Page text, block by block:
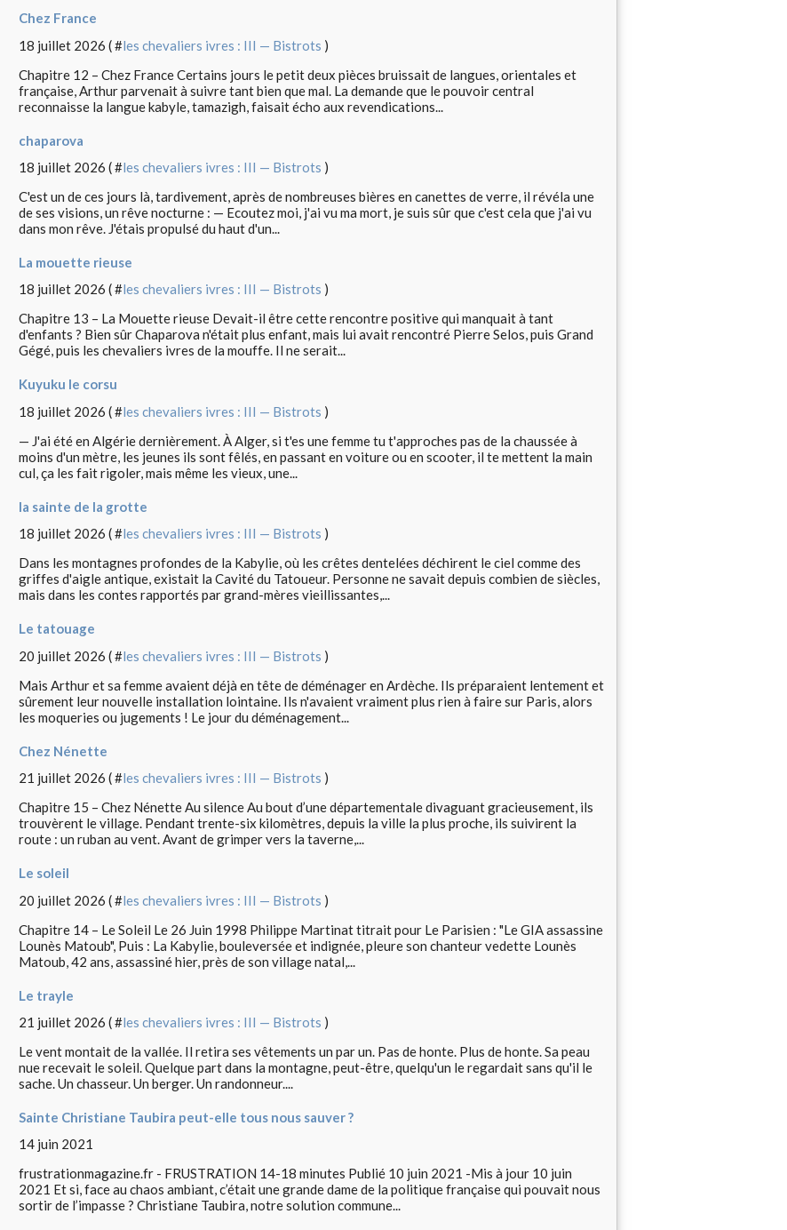
Chez France
18 juillet 2026 ( #les chevaliers ivres : III — Bistrots )
Chapitre 12 – Chez France Certains jours le petit deux pièces bruissait de langues, orientales et
française, Arthur parvenait à suivre tant bien que mal. La demande que le pouvoir central
reconnaisse la langue kabyle, tamazigh, faisait écho aux revendications...
chaparova
18 juillet 2026 ( #les chevaliers ivres : III — Bistrots )
C'est un de ces jours là, tardivement, après de nombreuses bières en canettes de verre, il révéla une
de ses visions, un rêve nocturne : — Ecoutez moi, j'ai vu ma mort, je suis sûr que c'est cela que j'ai vu
dans mon rêve. J'étais propulsé du haut d'un...
La mouette rieuse
18 juillet 2026 ( #les chevaliers ivres : III — Bistrots )
Chapitre 13 – La Mouette rieuse Devait-il être cette rencontre positive qui manquait à tant
d'enfants ? Bien sûr Chaparova n'était plus enfant, mais lui avait rencontré Pierre Selos, puis Grand
Gégé, puis les chevaliers ivres de la mouffe. Il ne serait...
Kuyuku le corsu
18 juillet 2026 ( #les chevaliers ivres : III — Bistrots )
— J'ai été en Algérie dernièrement. À Alger, si t'es une femme tu t'approches pas de la chaussée à
moins d'un mètre, les jeunes ils sont fêlés, en passant en voiture ou en scooter, il te mettent la main
cul, ça les fait rigoler, mais même les vieux, une...
la sainte de la grotte
18 juillet 2026 ( #les chevaliers ivres : III — Bistrots )
Dans les montagnes profondes de la Kabylie, où les crêtes dentelées déchirent le ciel comme des
griffes d'aigle antique, existait la Cavité du Tatoueur. Personne ne savait depuis combien de siècles,
mais dans les contes rapportés par grand-mères vieillissantes,...
Le tatouage
20 juillet 2026 ( #les chevaliers ivres : III — Bistrots )
Mais Arthur et sa femme avaient déjà en tête de déménager en Ardèche. Ils préparaient lentement et
sûrement leur nouvelle installation lointaine. Ils n'avaient vraiment plus rien à faire sur Paris, alors
les moqueries ou jugements ! Le jour du déménagement...
Chez Nénette
21 juillet 2026 ( #les chevaliers ivres : III — Bistrots )
Chapitre 15 – Chez Nénette Au silence Au bout d’une départementale divaguant gracieusement, ils
trouvèrent le village. Pendant trente-six kilomètres, depuis la ville la plus proche, ils suivirent la
route : un ruban au vent. Avant de grimper vers la taverne,...
Le soleil
20 juillet 2026 ( #les chevaliers ivres : III — Bistrots )
Chapitre 14 – Le Soleil Le 26 Juin 1998 Philippe Martinat titrait pour Le Parisien : "Le GIA assassine
Lounès Matoub", Puis : La Kabylie, bouleversée et indignée, pleure son chanteur vedette Lounès
Matoub, 42 ans, assassiné hier, près de son village natal,...
Le trayle
21 juillet 2026 ( #les chevaliers ivres : III — Bistrots )
Le vent montait de la vallée. Il retira ses vêtements un par un. Pas de honte. Plus de honte. Sa peau
nue recevait le soleil. Quelque part dans la montagne, peut-être, quelqu'un le regardait sans qu'il le
sache. Un chasseur. Un berger. Un randonneur....
Sainte Christiane Taubira peut-elle tous nous sauver ?
14 juin 2021
frustrationmagazine.fr - FRUSTRATION 14-18 minutes Publié 10 juin 2021 -Mis à jour 10 juin
2021 Et si, face au chaos ambiant, c’était une grande dame de la politique française qui pouvait nous
sortir de l’impasse ? Christiane Taubira, notre solution commune...